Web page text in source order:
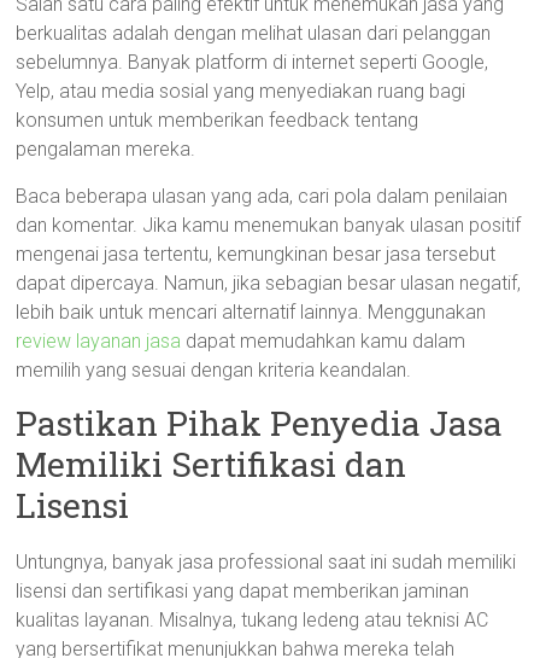
berkualitas adalah dengan melihat ulasan dari pelanggan
sebelumnya. Banyak platform di internet seperti Google,
Yelp, atau media sosial yang menyediakan ruang bagi
konsumen untuk memberikan feedback tentang
pengalaman mereka.
Baca beberapa ulasan yang ada, cari pola dalam penilaian
dan komentar. Jika kamu menemukan banyak ulasan positif
mengenai jasa tertentu, kemungkinan besar jasa tersebut
dapat dipercaya. Namun, jika sebagian besar ulasan negatif,
lebih baik untuk mencari alternatif lainnya. Menggunakan
review layanan jasa dapat memudahkan kamu dalam
memilih yang sesuai dengan kriteria keandalan.
Pastikan Pihak Penyedia Jasa
Memiliki Sertifikasi dan
Lisensi
Untungnya, banyak jasa professional saat ini sudah memiliki
lisensi dan sertifikasi yang dapat memberikan jaminan
kualitas layanan. Misalnya, tukang ledeng atau teknisi AC
yang bersertifikat menunjukkan bahwa mereka telah